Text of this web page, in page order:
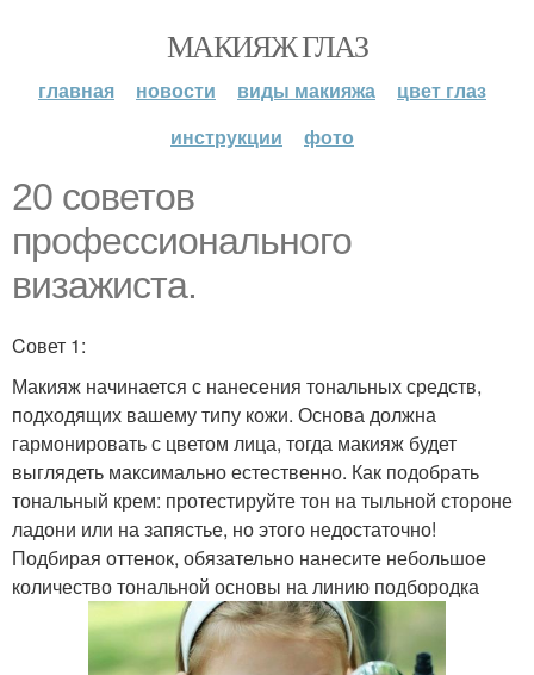
МАКИЯЖ ГЛАЗ
главная новости виды макияжа
цвет глаз
инструкции
фото
20 советов
профессионального
визажиста.
Cовет 1:
Макияж начинается с нанесения тональных средств,
подходящих вашему типу кожи. Основа должна
гармонировать с цветом лица, тогда макияж будет
выглядеть максимально естественно. Как подобрать
тональный крем: протестируйте тон на тыльной стороне
ладони или на запястье, но этого недостаточно!
Подбирая оттенок, обязательно нанесите небольшое
количество тональной основы на линию подбородка